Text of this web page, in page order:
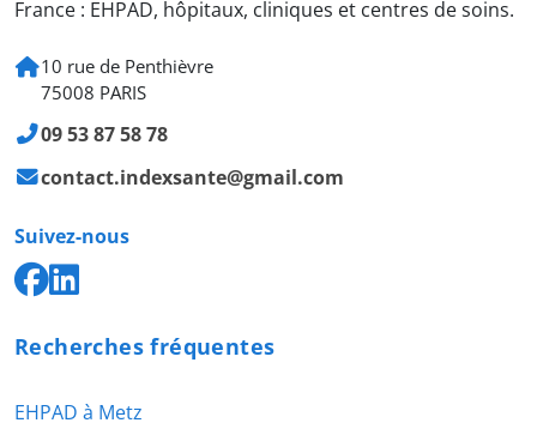
France : EHPAD, hôpitaux, cliniques et centres de soins.
10 rue de Penthièvre
75008 PARIS
09 53 87 58 78
contact.indexsante@gmail.com
Suivez-nous
Recherches fréquentes
EHPAD à Metz